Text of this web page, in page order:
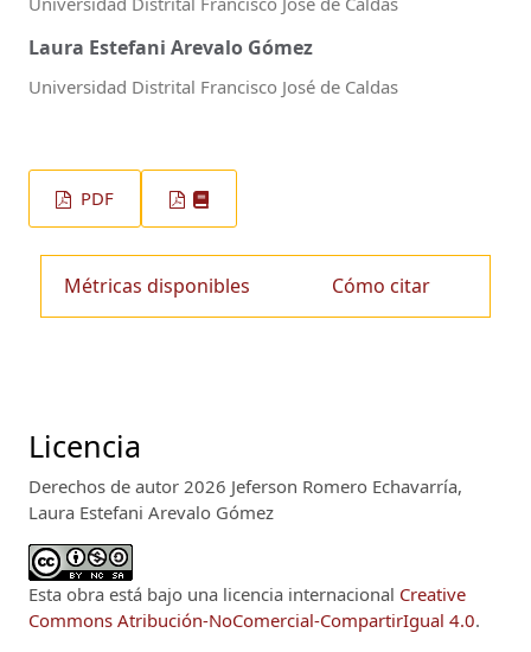
Laura Estefani Arevalo Gómez
Universidad Distrital Francisco José de Caldas
PDF
Métricas disponibles Cómo citar
Licencia
Derechos de autor 2026 Jeferson Romero Echavarría,
Laura Estefani Arevalo Gómez
Esta obra está bajo una licencia internacional Creative
Commons Atribución-NoComercial-CompartirIgual 4.0.